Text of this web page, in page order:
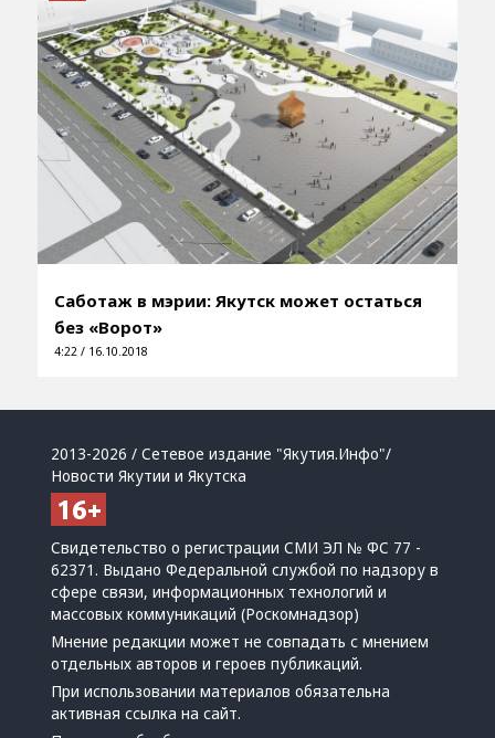
Саботаж в мэрии: Якутск может остаться
без «Ворот»
4:22 / 16.10.2018
2013-2026 / Сетевое издание "Якутия.Инфо"/
Новости Якутии и Якутска
Свидетельство о регистрации СМИ ЭЛ № ФС 77 -
62371. Выдано Федеральной службой по надзору в
сфере связи, информационных технологий и
массовых коммуникаций (Роскомнадзор)
Мнение редакции может не совпадать с мнением
отдельных авторов и героев публикаций.
При использовании материалов обязательна
активная ссылка на сайт.